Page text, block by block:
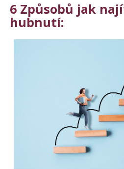
6 Způsobů jak
hubnutí:
r
u
č
u
GLUKOMANNAN